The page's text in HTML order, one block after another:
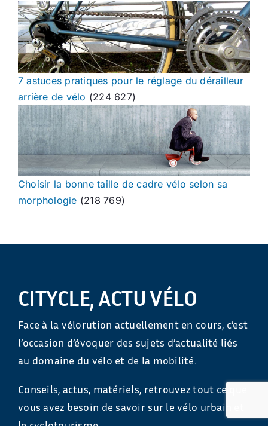
7 astuces pratiques pour le réglage du dérailleur
arrière de vélo (224 627)
Choisir la bonne taille de cadre vélo selon sa
morphologie (218 769)
CITYCLE, ACTU VÉLO
Face à la vélorution actuellement en cours, c’est
l’occasion d’évoquer des sujets d’actualité liés
au domaine du vélo et de la mobilité.
Conseils, actus, matériels, retrouvez tout ce que
vous avez besoin de savoir sur le vélo urbain et